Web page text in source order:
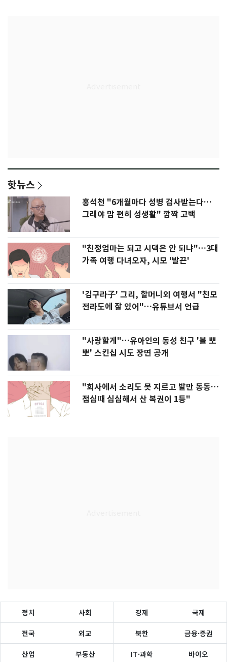
핫뉴스
홍석천 "6개월마다 성병 검사받는다…
그래야 맘 편히 성생활" 깜짝 고백
"친정엄마는 되고 시댁은 안 되냐"…3대
가족 여행 다녀오자, 시모 '발끈'
'김구라子' 그리, 할머니외 여행서 "친모
전라도에 잘 있어"…유튜브서 언급
"사랑할게"…유아인의 동성 친구 '볼 뽀
뽀' 스킨십 시도 장면 공개
"회사에서 소리도 못 지르고 발만 동동…
점심때 심심해서 산 복권이 1등"
정치 사회 경제 국제
전국 외교 북한 금융·증권
산업 부동산 IT·과학 바이오